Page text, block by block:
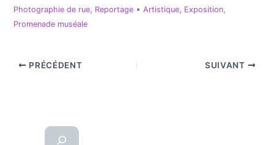
Photographie de rue, Reportage •Artistique, Exposition,
Promenade muséale
PRÉCÉDENT SUIVANT